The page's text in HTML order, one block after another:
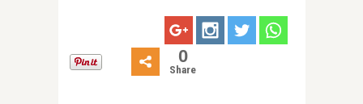
0
Share